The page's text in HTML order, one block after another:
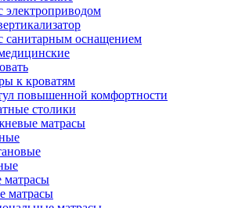
электроприводом
санитарным оснащением
к кроватям
повышенной комфортности
столики
матрасы
матрасы
матрасы